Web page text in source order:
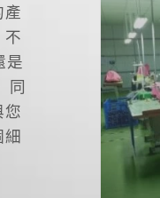
產
不
是
同
您